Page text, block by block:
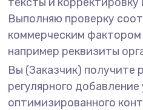
Выполняю проверку
коммерческим
например реквизиты
Вы (Заказчик) получите
регулярного добавление
оптимизированного